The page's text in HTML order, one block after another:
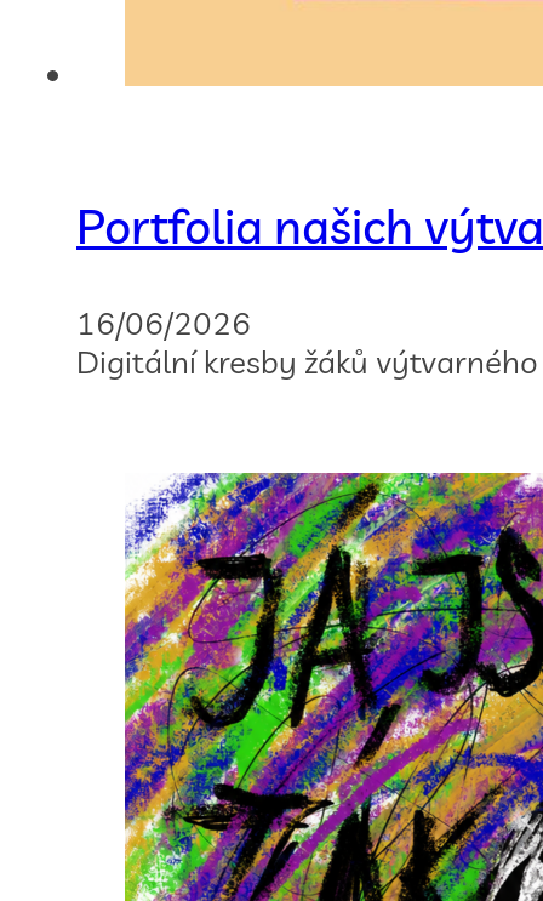
Portfolia našich
16/06/2026
Digitální kresby žáků